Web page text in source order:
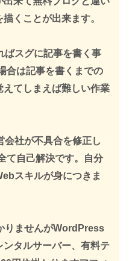
くことが出来ます。
ばスグに記事を書く事
合は記事を書くまでの
てしまえば難しい作業
会社が不具合を修正し
て自己解決です。自分
スキルが身につきま
りませんがWordPress
タルサーバー、有料テ